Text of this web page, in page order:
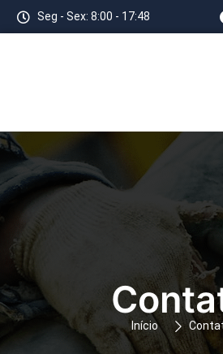
Seg - Sex: 8:00 - 17:48
Início